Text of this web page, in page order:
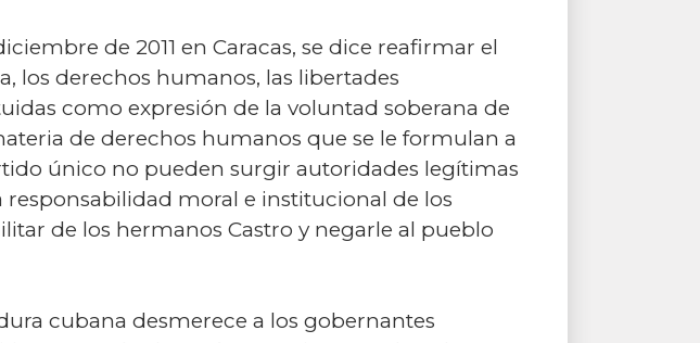
de 2011 en Caracas, se dice reafirmar el
los derechos humanos, las libertades
como expresión de la voluntad soberana de
de derechos humanos que se le formulan a
único no pueden surgir autoridades legítimas
moral e institucional de los
de los hermanos Castro y negarle al pueblo
cubana desmerece a los gobernantes